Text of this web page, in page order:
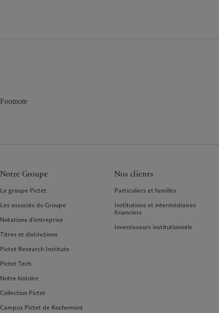
Footnote
Notre Groupe
Le groupe Pictet
Les associés du Groupe
Notations d'entreprise
Titres et distinctions
Pictet Research Institute
Pictet Tech
Notre histoire
Collection Pictet
Campus Pictet de Rochemont
Nos clients
Particuliers et familles
Institutions et intermédiaires
financiers
Investisseurs institutionnels